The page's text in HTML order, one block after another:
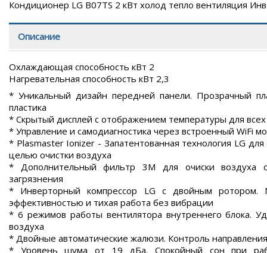
Кондиционер LG B07TS 2 кВт холод тепло вентиляция
Описание
Охлаждающая способность кВт 2
Нагревательная способность кВт 2,3
* Уникальный дизайн передней панели. Прозрачный
пластика
* Скрытый дисплей с отображением температуры для
* Управление и самодиагностика через встроенный WiFi
* Plasmaster Ionizer - Запатентованная технология LG
целью очистки воздуха
* Дополнительный фильтр 3M для очиски воздуха
загрязнения
* Инверторный компрессор LG с двойным ротором.
эффективностью и тихая работа без вибрации
* 6 режимов работы вентилятора внутреннего блока.
воздуха
* Двойные автоматические жалюзи. Контроль
* Уровень шума от 19 дБа. Спокойный сон при